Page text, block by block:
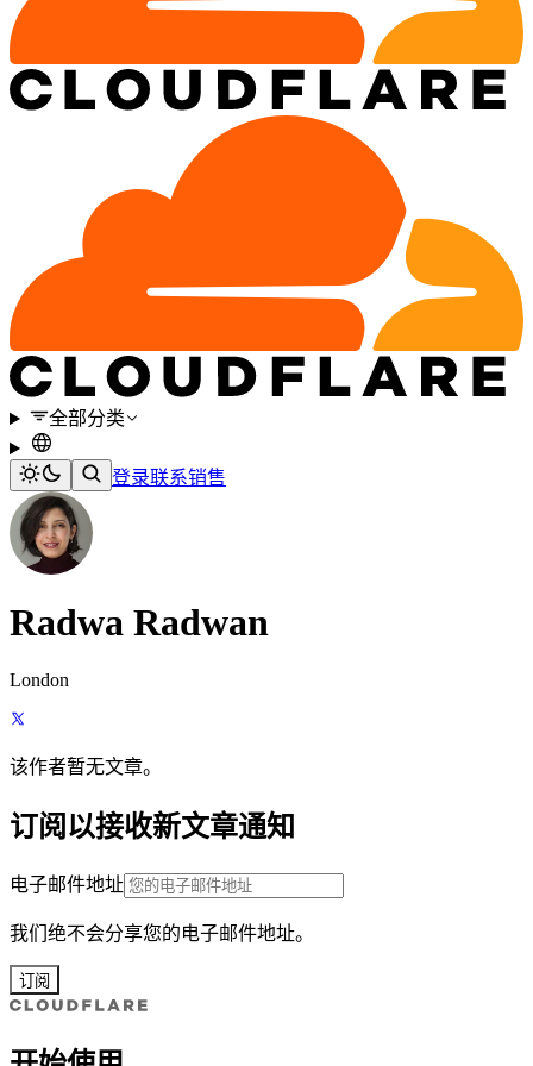
全部分类
登录联系销售
Radwa Radwan
London
该作者暂无文章。
订阅以接收新文章通知
电子邮件地址
我们绝不会分享您的电子邮件地址。
订阅